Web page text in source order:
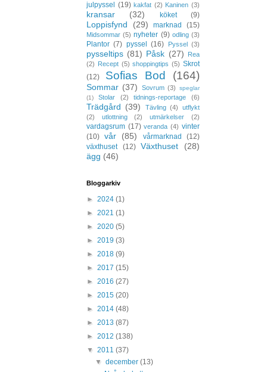
julpyssel
(19) kakfat (2) Kaninen (3)
kransar (32) köket (9)
Loppisfynd (29) marknad (15)
Midsommar (5) nyheter (9) odling (3)
Plantor (7) pyssel (16) Pyssel (3)
pysseltips (81) Påsk (27)
Rea
(2) Recept (5) shoppingtips (5) Skrot
(12)
Sofias Bod (164)
Sommar (37) Sovrum (3)
speglar
(1)
Stolar (2) tidnings-reportage (6)
Trädgård (39) Tävling (4)
utflykt
(2)
utlottning (2) utmärkelser (2)
vardagsrum (17) veranda (4) vinter
(10) vår (85) vårmarknad
(12)
växthuset
(12) Växthuset
(28)
ägg (46)
Bloggarkiv
► 2024 (1)
► 2021 (1)
► 2020 (5)
► 2019 (3)
► 2018 (9)
► 2017 (15)
► 2016 (27)
► 2015 (20)
► 2014 (48)
► 2013 (87)
► 2012 (138)
▼ 2011 (37)
▼december(13)